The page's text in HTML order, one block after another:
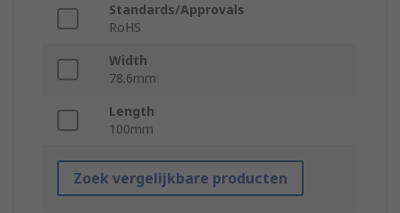
Standards/Approvals
RoHS
Width
78.6mm
Length
100mm
Zoek vergelijkbare producten